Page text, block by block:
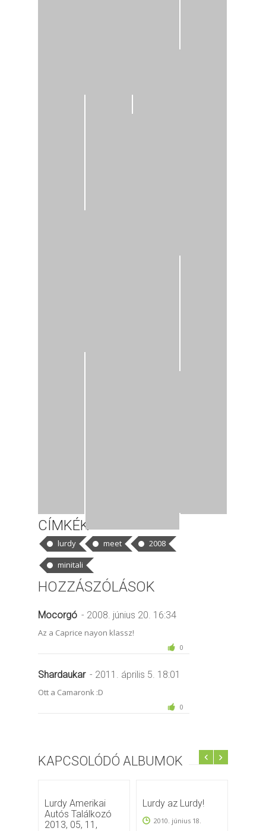
CÍMKÉK
lurdy meet
2008
minitali
HOZZÁSZÓLÁSOK
Mocorgó - 2008. június 20. 16:34
Az a Caprice nayon klassz!
0
Shardaukar - 2011. április 5. 18:01
Ott a Camaronk :D
0
KAPCSOLÓDÓ ALBUMOK
Lurdy Amerikai
Autós Találkozó
2013, 05, 11,
Lurdy az Lurdy!
2010. június 18.